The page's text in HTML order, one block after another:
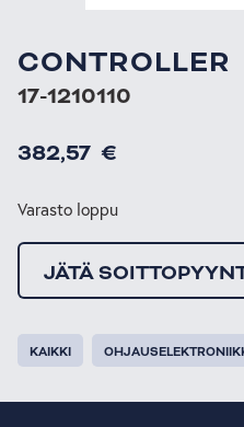
CONTROLLER
17-1210110
382,57 €
Varasto loppu
JÄTÄ
KAIKKI